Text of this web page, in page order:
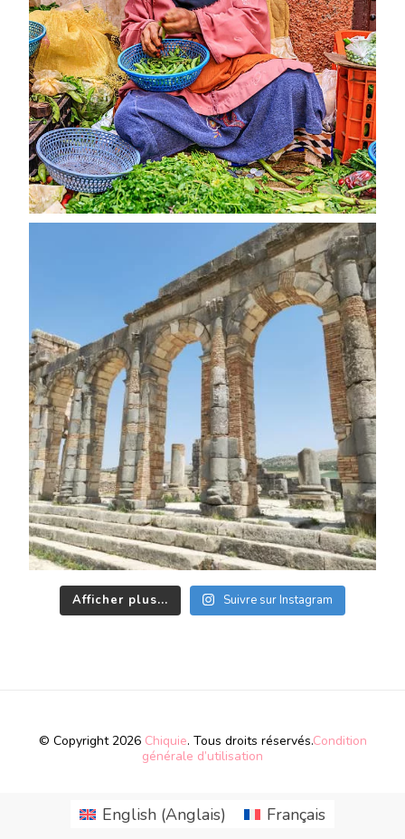
Afficher plus... Suivre sur Instagram
© Copyright 2026 Chiquie. Tous droits réservés.Condition
générale d’utilisation
English (Anglais) Français